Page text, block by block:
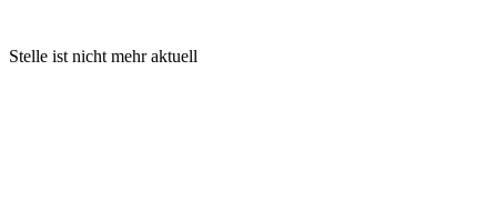
Stelle ist nicht mehr aktuell